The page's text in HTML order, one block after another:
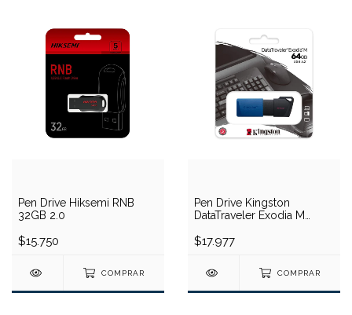
Pen Drive Hiksemi RNB
32GB 2.0
$15.750
COMPRAR
Pen Drive Kingston
DataTraveler Exodia M
$17.977
COMPRAR